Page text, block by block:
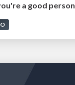
a good person